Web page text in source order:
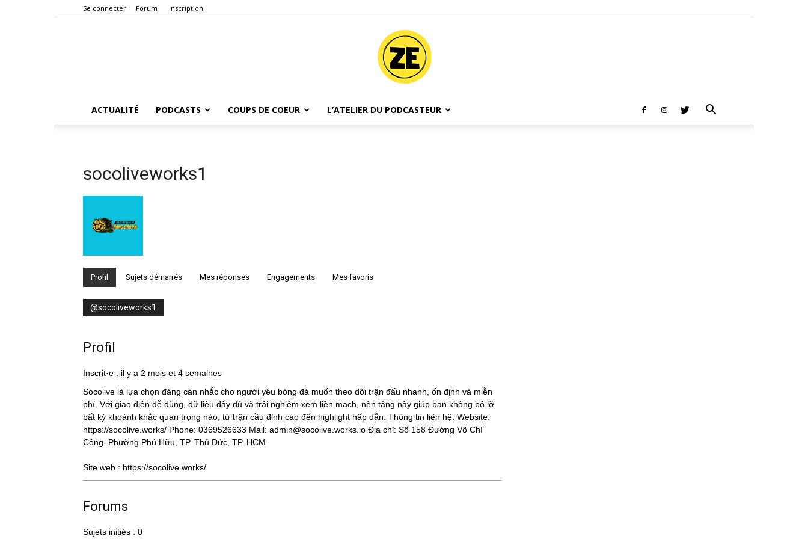
Se connecter Forum Inscription
du
ACTUALITÉ PODCASTS COUPS DE COEUR L’ATELIER DU PODCASTEUR
socoliveworks1
Profil Sujets démarrés Mes réponses Engagements Mes favoris
@socoliveworks1
Profil
Inscrit·e : il y a 2 mois et 4 semaines
Socolive là lựa chọn đáng cân nhắc cho người yêu bóng đá muốn theo dõi trận đấu nhanh, ổn định và miễn
phí. Với giao diện dễ dùng, dữ liệu đầy đủ và trải nghiệm xem liền mạch, nền tảng này giúp bạn không bỏ lỡ
bất kỳ khoảnh khắc quan trọng nào, từ trận cầu đỉnh cao đến highlight hấp dẫn. Thông tin liên hệ: Website:
https://socolive.works/ Phone: 0369526633 Mail: admin@socolive.works.io Địa chỉ: Số 158 Đường Võ Chí
Công, Phường Phú Hữu, TP. Thủ Đức, TP. HCM
Site web : https://socolive.works/
Forums
Sujets initiés : 0